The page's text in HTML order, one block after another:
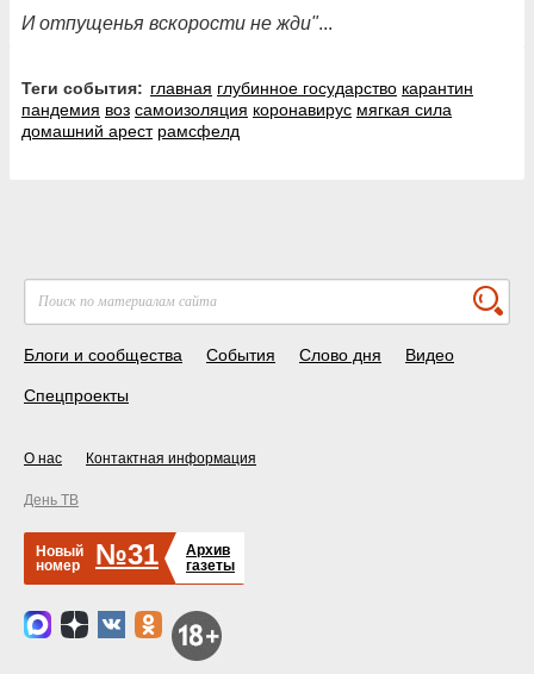
И отпущенья вскорости не жди"...
Теги события: главная глубинное государство карантин
пандемия воз самоизоляция коронавирус мягкая сила
домашний арест рамсфелд
Блоги и сообщества События Слово дня Видео
Спецпроекты
О нас Контактная информация
День ТВ
Новый
номер
№31
Архив
газеты